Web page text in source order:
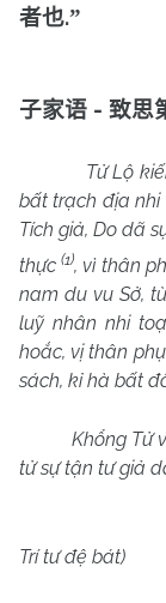
者也.”
子家语 - 致思
Tử Lộ
bất trạch địa nhi
Tích giả, Do dã
thực(1), vì thân
nam du vu Sở,
luỹ nhân nhi
hoắc, vị thân
sách, kỉ hà bất
Khổng Tử
tử sự tận tư giả
Trí tư đệ bát)